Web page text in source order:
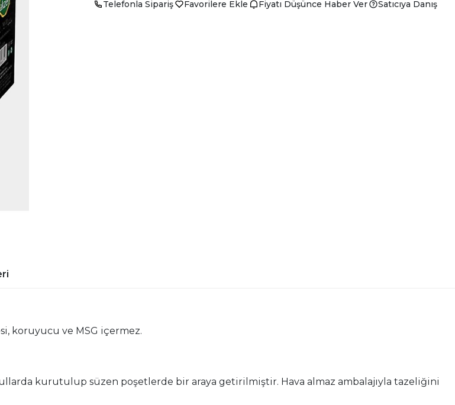
Telefonla Sipariş Favorilere Ekle Fiyatı Düşünce Haber Ver Satıcıya Danış
koruyucu ve MSG içermez.
kurutulup süzen poşetlerde bir araya getirilmiştir. Hava almaz ambalajıyla tazeliğini